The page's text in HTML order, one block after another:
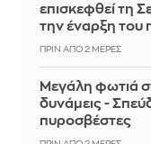
επισκεφθεί τη
την έναρξη του
ΠΡΙΝ ΑΠΌ 2 ΜΈΡΕΣ
Μεγάλη φωτιά
δυνάμεις -
πυροσβέστες